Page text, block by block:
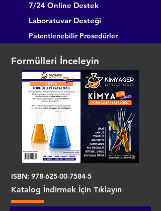
7/24 Online Destek
Laboratuvar Desteği
Patentlenebilir Prosedürler
Formülleri İnceleyin
ISBN: 978-625-00-7584-5
Katalog İndirmek İçin Tıklayın